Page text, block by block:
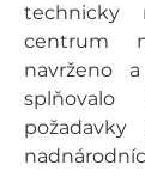
technicky
centrum
navrženo